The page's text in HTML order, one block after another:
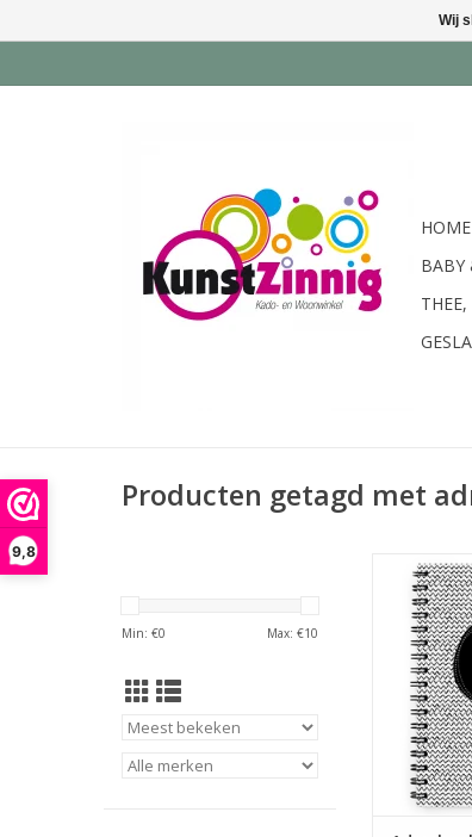
9,8
HOME
BABY
Producten getagd met
Min: €0 Max: €10
In dit
alfabet
adressen.
ruimte
heeft
Wij